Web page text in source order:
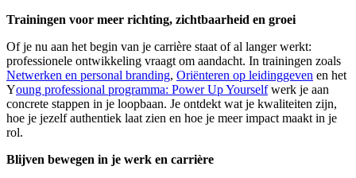
Trainingen voor meer richting, zichtbaarheid en groei
Of je nu aan het begin van je carrière staat of al langer werkt:
professionele ontwikkeling vraagt om aandacht. In trainingen zoals
Netwerken en personal branding, Oriënteren op leidinggeven en het
Young professional programma: Power Up Yourselfwerk je aan
concrete stappen in je loopbaan. Je ontdekt wat je kwaliteiten zijn,
hoe je jezelf authentiek laat zien en hoe je meer impact maakt in je
rol.
Blijven bewegen in je werk en carrière